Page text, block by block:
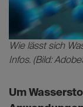
Wie lässt sich
Infos. (Bild:
Um